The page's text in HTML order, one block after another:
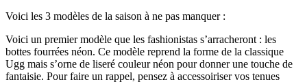
Voici les 3 modèles de la saison à ne pas manquer :
Voici un premier modèle que les fashionistas s’arracheront : les
bottes fourrées néon. Ce modèle reprend la forme de la classique
Ugg mais s’orne de liseré couleur néon pour donner une touche de
fantaisie. Pour faire un rappel, pensez à accessoiriser vos tenues